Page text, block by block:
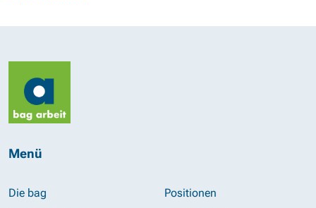
Menü
Die bag
Positionen